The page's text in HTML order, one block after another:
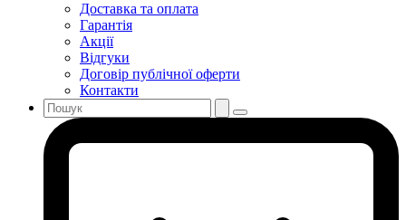
Доставка та оплата
Гарантія
Акції
Відгуки
Договір публічної оферти
Контакти